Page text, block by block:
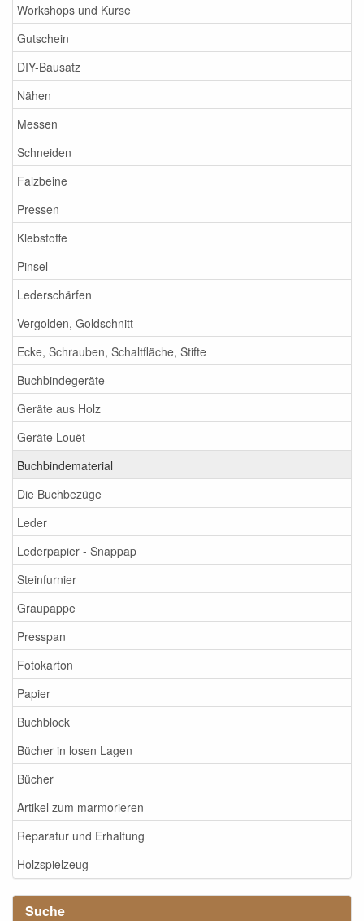
Workshops und Kurse
Gutschein
DIY-Bausatz
Nähen
Messen
Schneiden
Falzbeine
Pressen
Klebstoffe
Pinsel
Lederschärfen
Vergolden, Goldschnitt
Ecke, Schrauben, Schaltfläche, Stifte
Buchbindegeräte
Geräte aus Holz
Geräte Louët
Buchbindematerial
Die Buchbezüge
Leder
Lederpapier - Snappap
Steinfurnier
Graupappe
Presspan
Fotokarton
Papier
Buchblock
Bücher in losen Lagen
Bücher
Artikel zum marmorieren
Reparatur und Erhaltung
Holzspielzeug
Suche